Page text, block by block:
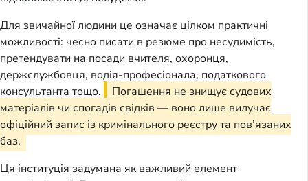
Для звичайної людини це означає цілком практичні
можливості: чесно писати в резюме про несудимість,
претендувати на посади вчителя, охоронця,
держслужбовця, водія-професіонала, податкового
консультанта тощо.
Погашення не знищує судових
матеріалів чи спогадів свідків — воно лише вилучає
офіційний запис із кримінального реєстру та пов’язаних
баз.
Ця інституція задумана як важливий елемент